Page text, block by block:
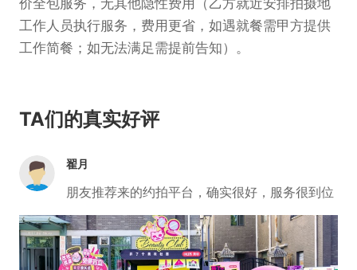
价全包服务，无其他隐性费用（乙方就近安排拍摄地
工作人员执行服务，费用更省，如遇就餐需甲方提供
工作简餐；如无法满足需提前告知）。
TA们的真实好评
翟月
朋友推荐来的约拍平台，确实很好，服务很到位